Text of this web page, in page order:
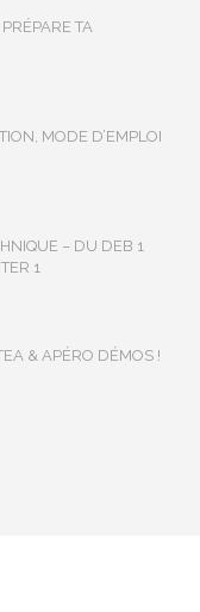
TA
MODE D’EMPLOI
– DU DEB 1
1
& APÉRO DÉMOS !